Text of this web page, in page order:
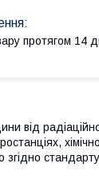
протягом 14
від
згідно